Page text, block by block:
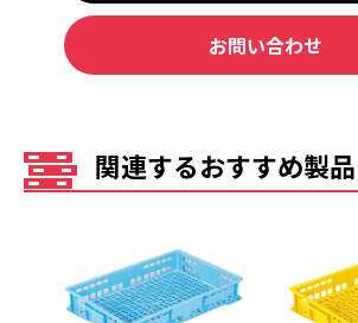
お問い合わせ
関連するおすすめ製品